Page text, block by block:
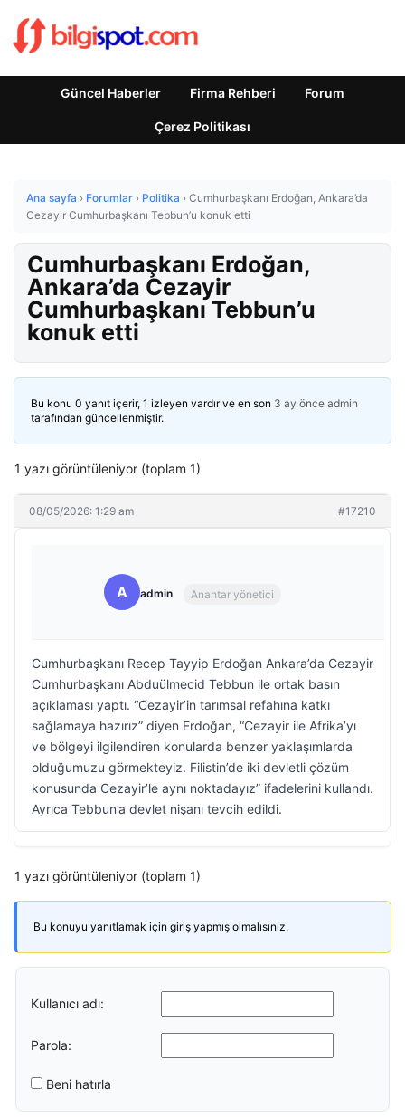
Güncel Haberler Firma Rehberi Forum
Çerez Politikası
Ana sayfa › Forumlar › Politika › Cumhurbaşkanı Erdoğan, Ankara’da
Cezayir Cumhurbaşkanı Tebbun’u konuk etti
Cumhurbaşkanı Erdoğan,
Ankara’da Cezayir
Cumhurbaşkanı Tebbun’u
konuk etti
Bu konu 0 yanıt içerir, 1 izleyen vardır ve en son 3 ay önce admin
tarafından güncellenmiştir.
1 yazı görüntüleniyor (toplam 1)
08/05/2026: 1:29 am #17210
A admin Anahtar yönetici
Cumhurbaşkanı Recep Tayyip Erdoğan Ankara’da Cezayir
Cumhurbaşkanı Abduülmecid Tebbun ile ortak basın
açıklaması yaptı. “Cezayir’in tarımsal refahına katkı
sağlamaya hazırız” diyen Erdoğan, “Cezayir ile Afrika’yı
ve bölgeyi ilgilendiren konularda benzer yaklaşımlarda
olduğumuzu görmekteyiz. Filistin’de iki devletli çözüm
konusunda Cezayir’le aynı noktadayız” ifadelerini kullandı.
Ayrıca Tebbun’a devlet nişanı tevcih edildi.
1 yazı görüntüleniyor (toplam 1)
Bu konuyu yanıtlamak için giriş yapmış olmalısınız.
Kullanıcı adı:
Parola:
Beni hatırla